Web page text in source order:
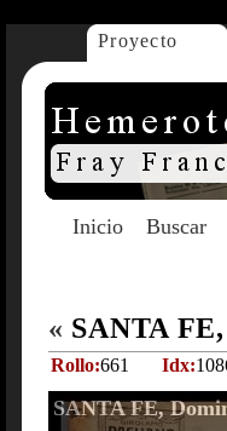
Proyecto
Inicio Buscar
« SANTA
Rollo:661 Idx:
SANTA FE,